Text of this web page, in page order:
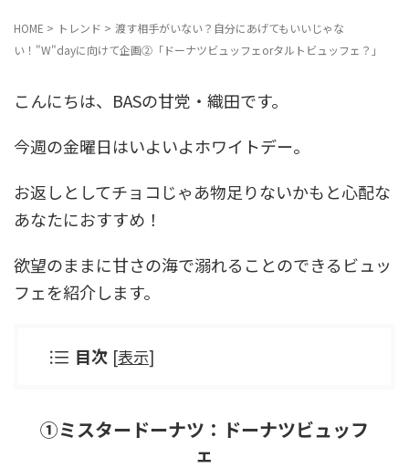
HOME > トレンド > 渡す相手がいない？自分にあげてもいいじゃな
い！"W"dayに向けて企画②「ドーナツビュッフェorタルトビュッフェ？」
こんにちは、BASの甘党・織田です。
今週の金曜日はいよいよホワイトデー。
お返しとしてチョコじゃあ物足りないかもと心配な
あなたにおすすめ！
欲望のままに甘さの海で溺れることのできるビュッ
フェを紹介します。
目次 [表示]
①ミスタードーナツ：ドーナツビュッフ
ェ